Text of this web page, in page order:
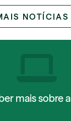
NOTÍCIAS
mais sobre a